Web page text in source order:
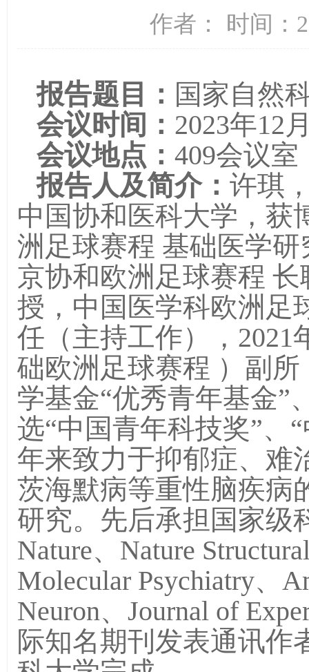
作者： 时间：
报告题目： 国家自然
会议时间： 2023年12
会议地点： 409会议室
报告人及简介： 许琪
中国协和医科大学，获
洲足球赛程 基础医学
京协和欧洲足球赛程
授，中国医学科欧洲足
任（主持工作），
础欧洲足球赛程 ）副
学基金“优秀青年基金”
选“中国青年科技奖”、
年来致力于抑郁症、难
茨海默病等重性脑疾病
研究。先后承担国家级
Nature、Nature
Molecular Psychiatry、
Neuron、Journal of
际知名期刊发表通讯作